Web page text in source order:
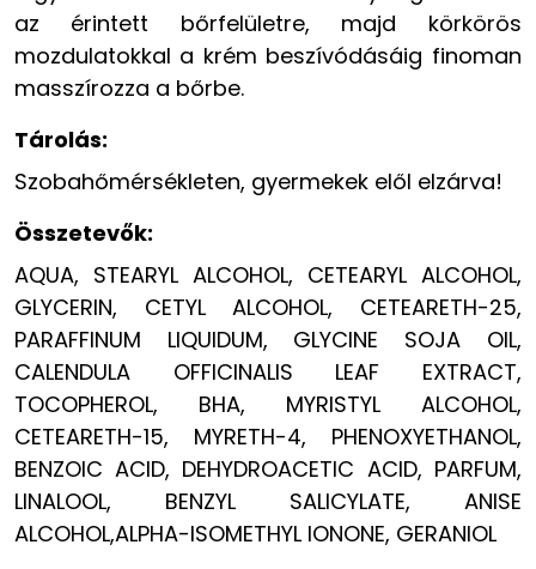
az érintett bőrfelületre, majd körkörös
mozdulatokkal a krém beszívódásáig finoman
masszírozza a bőrbe.
Tárolás:
Szobahőmérsékleten, gyermekek elől elzárva!
Összetevők:
AQUA, STEARYL ALCOHOL, CETEARYL ALCOHOL,
GLYCERIN, CETYL ALCOHOL, CETEARETH-25,
PARAFFINUM LIQUIDUM, GLYCINE SOJA OIL,
CALENDULA OFFICINALIS LEAF EXTRACT,
TOCOPHEROL, BHA, MYRISTYL ALCOHOL,
CETEARETH-15, MYRETH-4, PHENOXYETHANOL,
BENZOIC ACID, DEHYDROACETIC ACID, PARFUM,
LINALOOL, BENZYL SALICYLATE, ANISE
ALCOHOL,ALPHA-ISOMETHYL IONONE, GERANIOL